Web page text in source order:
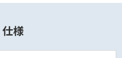
仕様